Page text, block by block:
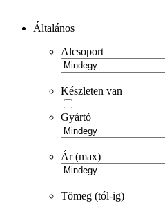
Általános
Alcsoport
Készleten van
Gyártó
Ár (max)
Tömeg (tól-ig)